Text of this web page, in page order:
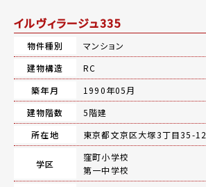
イルヴィラージュ335
物件種別
マンション
建物構造
RC
築年月
1990年05月
建物階数
5階建
所在地
東京都文京区大塚3丁目35-12
学区
窪町小学校
第一中学校